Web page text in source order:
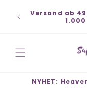
zum
Inhalt
Versand ab
NYHET: